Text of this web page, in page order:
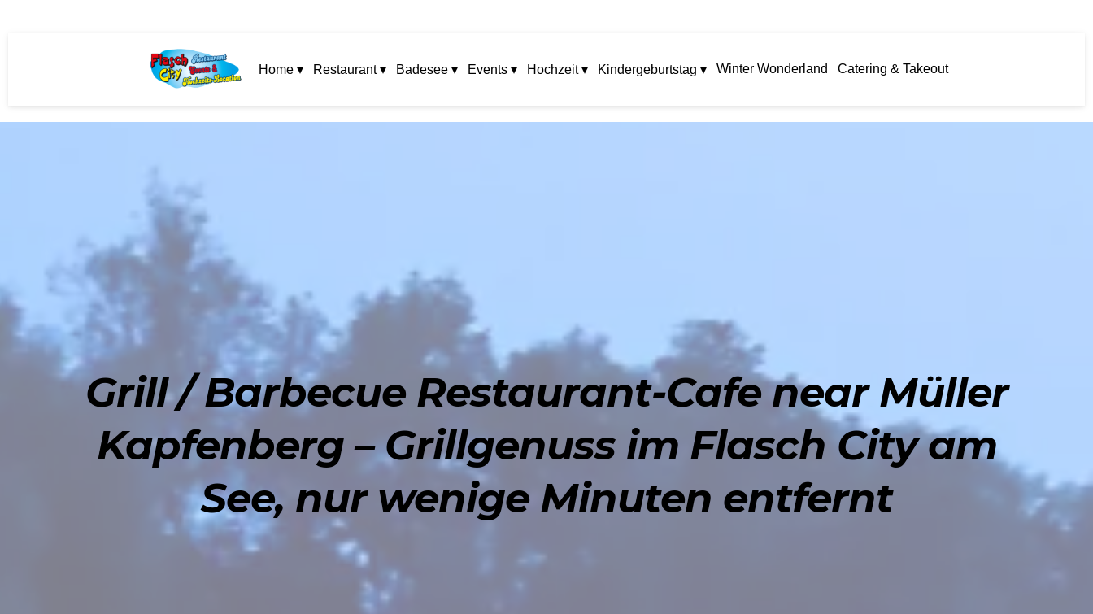
Home ▾ Restaurant ▾ Badesee ▾ Events ▾ Hochzeit ▾ Kindergeburtstag ▾ Winter Wonderland Catering & Takeout
Grill / Barbecue Restaurant-Cafe near Müller
Kapfenberg – Grillgenuss im Flasch City am
See, nur wenige Minuten entfernt